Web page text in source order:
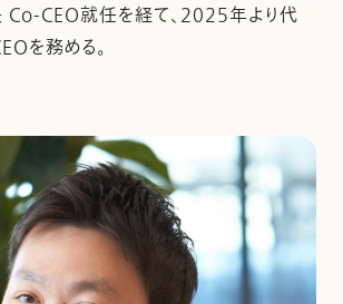
CEO就任を経て、2025年より代
を務める。